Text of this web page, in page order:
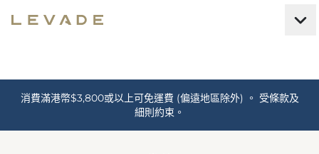
消費滿港幣$3,800或以上可免運費 (偏遠地區除外) 。 受條款及
細則約束。